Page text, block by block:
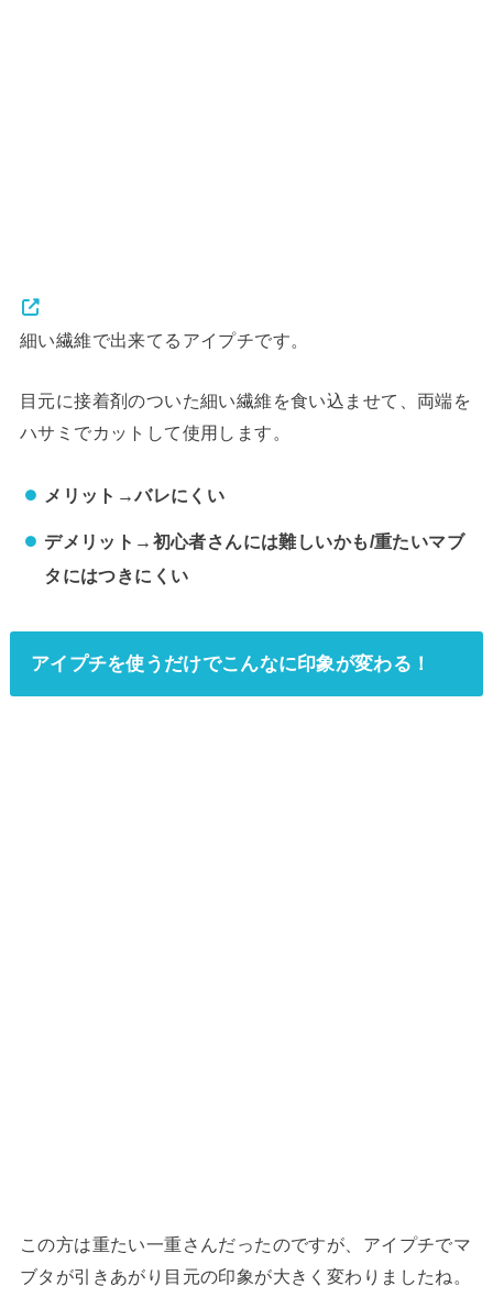
細い繊維で出来てるアイプチです。
目元に接着剤のついた細い繊維を食い込ませて、両端を
ハサミでカットして使用します。
メリット→バレにくい
デメリット→初心者さんには難しいかも/重たいマブ
タにはつきにくい
アイプチを使うだけでこんなに印象が変わる！
この方は重たい一重さんだったのですが、アイプチでマ
ブタが引きあがり目元の印象が大きく変わりましたね。